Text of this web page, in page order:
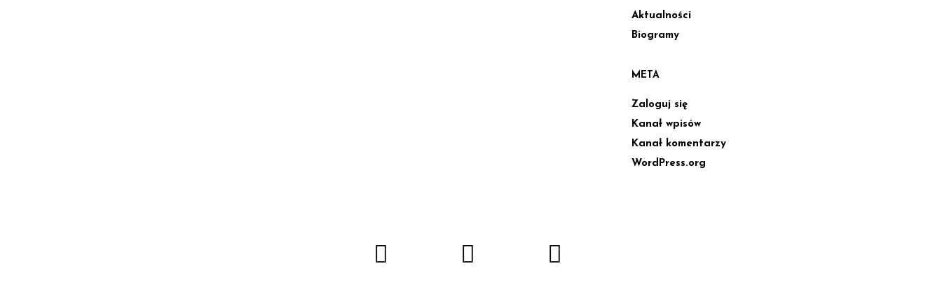
Aktualności
Biogramy
META
Zaloguj się
Kanał wpisów
Kanał komentarzy
WordPress.org